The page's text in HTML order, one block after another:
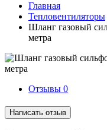
Главная
Тепловентиляторы
Шланг газовый
метра
Отзывы 0